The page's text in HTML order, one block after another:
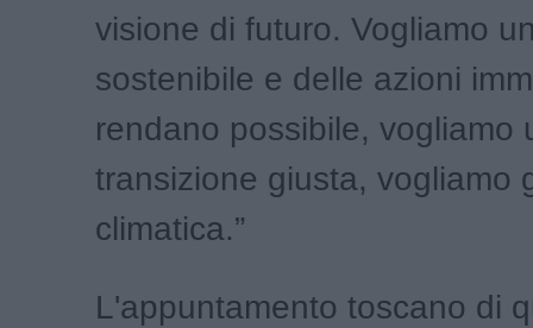
visione di futuro. Vogliamo
sostenibile e delle azioni
rendano possibile, vogliamo
transizione giusta, vogliamo
climatica.”
L'appuntamento toscano di